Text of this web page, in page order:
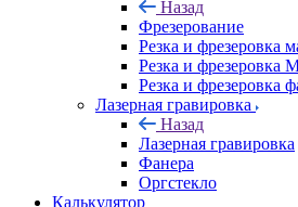
Назад
Фрезерование
Резка и фрезеровка
Резка и фрезеровка
Резка и фрезеровка
Лазерная гравировка
Назад
Лазерная гравировка
Фанера
Орг­стек­ло
Калькулятор